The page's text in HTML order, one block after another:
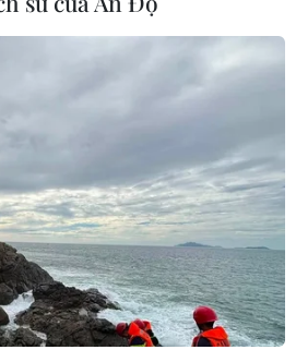
MỤC
Quan hệ Việt
tin cậy chính trị